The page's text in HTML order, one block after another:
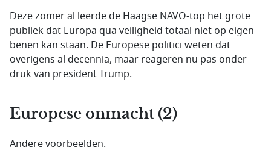
Deze zomer al leerde de Haagse NAVO-top het grote
publiek dat Europa qua veiligheid totaal niet op eigen
benen kan staan. De Europese politici weten dat
overigens al decennia, maar reageren nu pas onder
druk van president Trump.
Europese onmacht (2)
Andere voorbeelden.